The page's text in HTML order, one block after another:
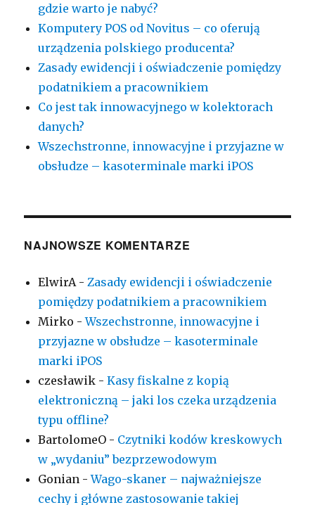
gdzie warto je nabyć?
Komputery POS od Novitus – co oferują
urządzenia polskiego producenta?
Zasady ewidencji i oświadczenie pomiędzy
podatnikiem a pracownikiem
Co jest tak innowacyjnego w kolektorach
danych?
Wszechstronne, innowacyjne i przyjazne w
obsłudze – kasoterminale marki iPOS
NAJNOWSZE KOMENTARZE
ElwirA -Zasady ewidencji i oświadczenie
pomiędzy podatnikiem a pracownikiem
Mirko -Wszechstronne, innowacyjne i
przyjazne w obsłudze – kasoterminale
marki iPOS
czesławik -Kasy fiskalne z kopią
elektroniczną – jaki los czeka urządzenia
typu offline?
BartolomeO - Czytniki kodów kreskowych
w „wydaniu” bezprzewodowym
Gonian -Wago-skaner – najważniejsze
cechy i główne zastosowanie takiej